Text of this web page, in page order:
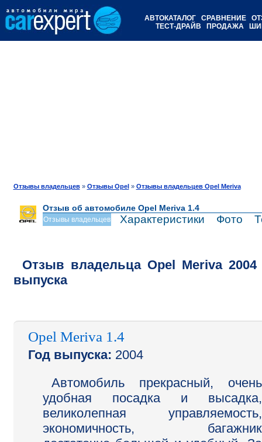
АВТОКАТАЛОГ СРАВНЕНИЕ
ТЕСТ-ДРАЙВ
ПРОДАЖА
Отзывы владельцев» Отзывы Opel» Отзывы владельцев Opel Meriva
Отзыв об автомобиле Opel Meriva 1.4
Отзывы владельцев Характеристики Фото
Отзыв владельца Opel Meriva 2004
выпуска
Opel Meriva 1.4
Год выпуска: 2004
Автомобиль прекрасный, очень
удобная посадка и высадка,
великолепная управляемость,
экономичность, багажник